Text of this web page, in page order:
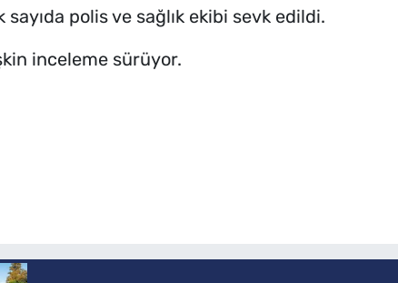
sayıda polis ve sağlık ekibi sevk edildi.
inceleme sürüyor.